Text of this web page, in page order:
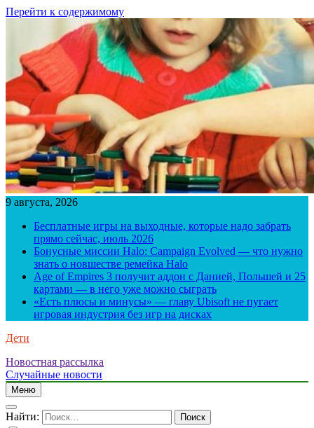
Перейти к содержимому
9 августа, 2026
Бесплатные игры на выходные, которые надо забрать
прямо сейчас, июль 2026
Бонусные миссии Halo: Campaign Evolved — что нужно
знать о новшестве ремейка Halo
Age of Empires 3 получит аддон с Данией, Польшей и 25
картами — в него уже можно сыграть
«Есть плюсы и минусы» — главу Ubisoft не пугает
игровая индустрия без игр на дисках
Дети
Новостная рассылка
Случайные новости
Меню
Найти: